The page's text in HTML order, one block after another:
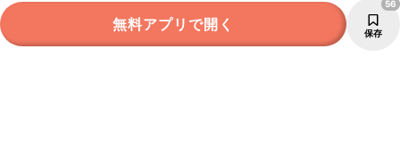
無料アプリで開く 保存
56